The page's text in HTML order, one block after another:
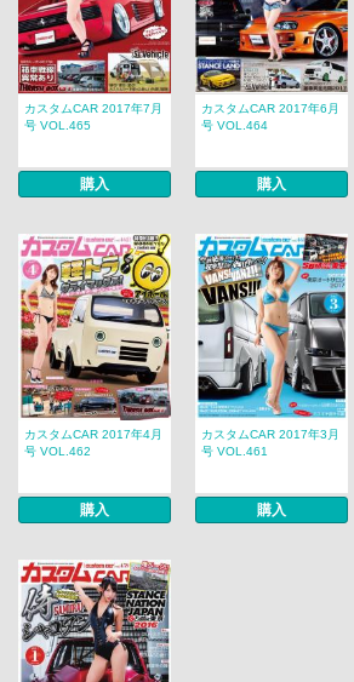
カスタムCAR 2017年7月
号 VOL.465
購入
カスタムCAR 2017年6月
号 VOL.464
購入
カスタムCAR 2017年4月
号 VOL.462
購入
カスタムCAR 2017年3月
号 VOL.461
購入